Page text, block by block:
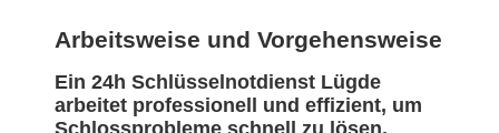
Arbeitsweise und Vorgehensweise
Ein 24h Schlüsselnotdienst Lügde
arbeitet professionell und effizient, um